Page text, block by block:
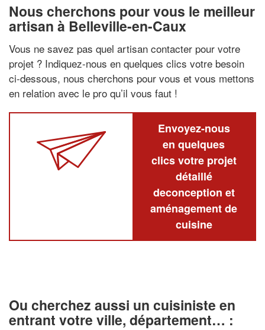
Nous cherchons pour vous le meilleur
artisan à Belleville-en-Caux
Vous ne savez pas quel artisan contacter pour votre
projet ? Indiquez-nous en quelques clics votre besoin
ci-dessous, nous cherchons pour vous et vous mettons
en relation avec le pro qu’il vous faut !
Envoyez-nous
en quelques
clics votre projet
détaillé
deconception et
aménagement de
cuisine
Ou cherchez aussi un cuisiniste en
entrant votre ville, département… :